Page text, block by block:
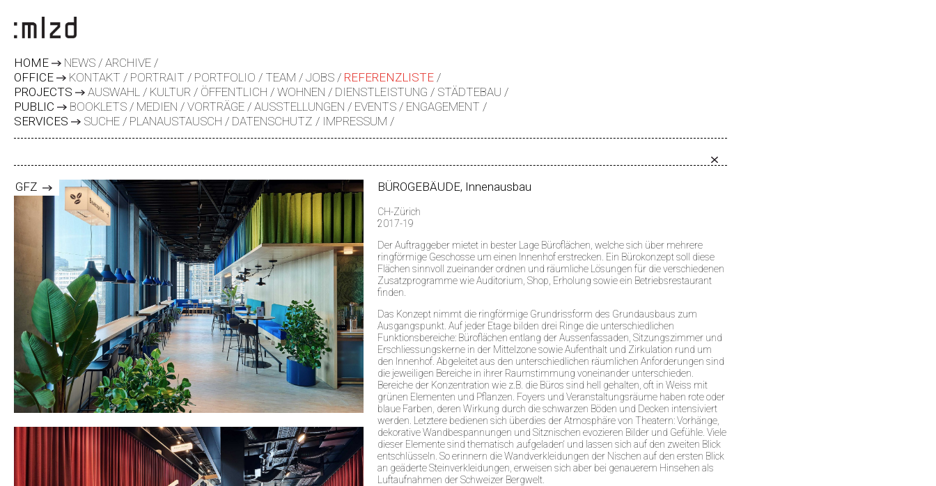
HOME NEWS
ARCHIVE
OFFICE
KONTAKT PORTRAIT PORTFOLIO TEAM JOBS
REFERENZLISTE
PROJECTS
AUSWAHL KULTUR ÖFFENTLICH WOHNEN DIENSTLEISTUNG
STÄDTEBAU
PUBLIC
BOOKLETS MEDIEN VORTRÄGE AUSSTELLUNGEN EVENTS
ENGAGEMENT
SERVICES
SUCHE PLANAUSTAUSCH DATENSCHUTZ IMPRESSUM
GFZ BÜROGEBÄUDE, Innenausbau
CH-Zürich
2017-19
Der Auftraggeber mietet in bester Lage Büroflächen, welche sich über mehrere
ringförmige Geschosse um einen Innenhof erstrecken. Ein Bürokonzept soll diese
Flächen sinnvoll zueinander ordnen und räumliche Lösungen für die verschiedenen
Zusatzprogramme wie Auditorium, Shop, Erholung sowie ein Betriebsrestaurant
finden.
Das Konzept nimmt die ringförmige Grundrissform des Grundausbaus zum
Ausgangspunkt. Auf jeder Etage bilden drei Ringe die unterschiedlichen
Funktionsbereiche: Büroflächen entlang der Aussenfassaden, Sitzungszimmer und
Erschliessungskerne in der Mittelzone sowie Aufenthalt und Zirkulation rund um
den Innenhof. Abgeleitet aus den unterschiedlichen räumlichen Anforderungen sind
die jeweiligen Bereiche in ihrer Raumstimmung voneinander unterschieden.
Bereiche der Konzentration wie z.B. die Büros sind hell gehalten, oft in Weiss mit
grünen Elementen und Pflanzen. Foyers und Veranstaltungsräume haben rote oder
blaue Farben, deren Wirkung durch die schwarzen Böden und Decken intensiviert
werden. Letztere bedienen sich überdies der Atmosphäre von Theatern: Vorhänge,
dekorative Wandbespannungen und Sitznischen evozieren Bilder und Gefühle. Viele
dieser Elemente sind thematisch ‚aufgeladen‘ und lassen sich auf den zweiten Blick
entschlüsseln. So erinnern die Wandverkleidungen der Nischen auf den ersten Blick
an geäderte Steinverkleidungen, erweisen sich aber bei genauerem Hinsehen als
Luftaufnahmen der Schweizer Bergwelt.